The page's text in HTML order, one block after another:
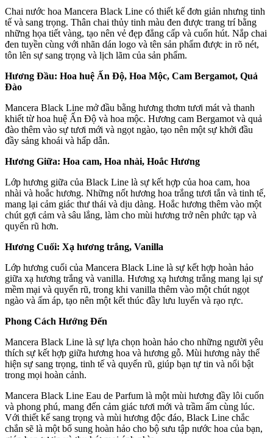
Chai nước hoa Mancera Black Line có thiết kế đơn giản nhưng tinh
tế và sang trọng. Thân chai thủy tinh màu đen được trang trí bằng
những họa tiết vàng, tạo nên vẻ đẹp đẳng cấp và cuốn hút. Nắp chai
đen tuyền cùng với nhãn dán logo và tên sản phẩm được in rõ nét,
tôn lên sự sang trọng và lịch lãm của sản phẩm.
Hương Đầu: Hoa huệ Ấn Độ, Hoa Mộc, Cam Bergamot, Quả
Đào
Mancera Black Line mở đầu bằng hương thơm tươi mát và thanh
khiết từ hoa huệ Ấn Độ và hoa mộc. Hương cam Bergamot và quả
đào thêm vào sự tươi mới và ngọt ngào, tạo nên một sự khởi đầu
đầy sảng khoái và hấp dẫn.
Hương Giữa: Hoa cam, Hoa nhài, Hoắc Hương
Lớp hương giữa của Black Line là sự kết hợp của hoa cam, hoa
nhài và hoắc hương. Những nốt hương hoa trắng tươi tắn và tinh tế,
mang lại cảm giác thư thái và dịu dàng. Hoắc hương thêm vào một
chút gợi cảm và sâu lắng, làm cho mùi hương trở nên phức tạp và
quyến rũ hơn.
Hương Cuối: Xạ hương trắng, Vanilla
Lớp hương cuối của Mancera Black Line là sự kết hợp hoàn hảo
giữa xạ hương trắng và vanilla. Hương xạ hương trắng mang lại sự
mềm mại và quyến rũ, trong khi vanilla thêm vào một chút ngọt
ngào và ấm áp, tạo nên một kết thúc đầy lưu luyến và rạo rực.
Phong Cách Hướng Đến
Mancera Black Line là sự lựa chọn hoàn hảo cho những người yêu
thích sự kết hợp giữa hương hoa và hương gỗ. Mùi hương này thể
hiện sự sang trọng, tinh tế và quyến rũ, giúp bạn tự tin và nổi bật
trong mọi hoàn cảnh.
Mancera Black Line Eau de Parfum là một mùi hương đầy lôi cuốn
và phong phú, mang đến cảm giác tươi mới và trầm ấm cùng lúc.
Với thiết kế sang trọng và mùi hương độc đáo, Black Line chắc
chắn sẽ là một bổ sung hoàn hảo cho bộ sưu tập nước hoa của bạn,